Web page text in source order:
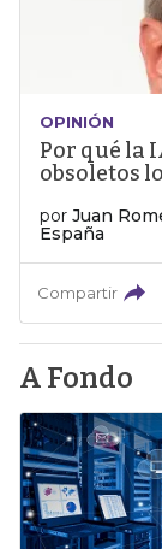
OPINIÓN
Por qué la
obsoletos
por Juan
España
Compartir
A Fondo